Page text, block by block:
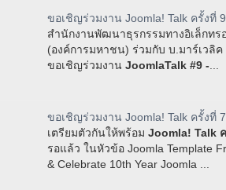
ขอเชิญร่วมงาน Joomla! Talk ครั้งที่
สำนักงานพัฒนาธุรกรรมทางอิเล็กทร
(องค์การมหาชน) ร่วมกับ บ.มาร์เวลิค
ขอเชิญร่วมงาน JoomlaTalk #9 -
ขอเชิญร่วมงาน Joomla! Talk ครั้งที่
เตรียมตัวกันให้พร้อม Joomla! Talk
รอแล้ว ในหัวข้อ Joomla Template
& Celebrate 10th Year Joomla ...